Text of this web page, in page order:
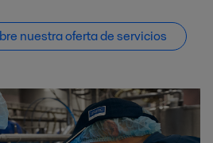
nuestra oferta de servicios